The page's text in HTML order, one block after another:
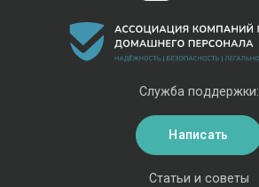
Статьи и советы
Служба поддержки:
Написать